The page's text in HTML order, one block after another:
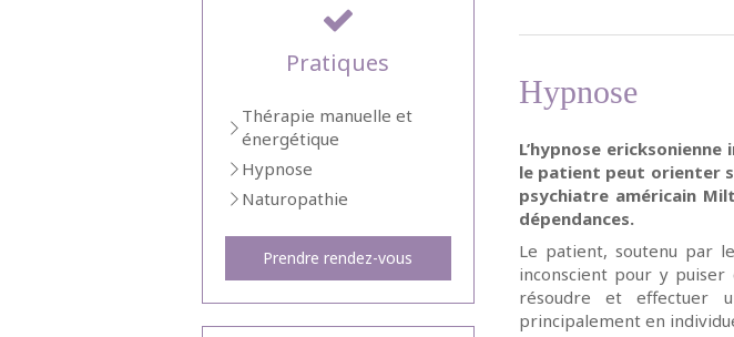
Hypnose
L’hypnose
le patient peut orienter
psychiatre américain
dépendances.
Le patient, soutenu par
inconscient pour y puiser
résoudre et effectuer
principalement en
Pratiques
Thérapie manuelle et
énergétique
Hypnose
Naturopathie
Prendre rendez-vous